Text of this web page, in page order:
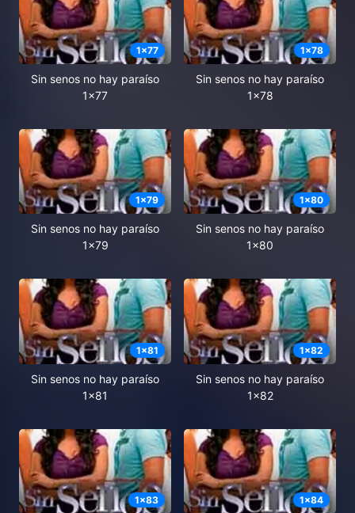
1x77
Sin senos no hay paraíso
1x77
1x78
Sin senos no hay paraíso
1x78
1x79
Sin senos no hay paraíso
1x79
1x80
Sin senos no hay paraíso
1x80
1x81
Sin senos no hay paraíso
1x81
1x82
Sin senos no hay paraíso
1x82
1x83 1x84